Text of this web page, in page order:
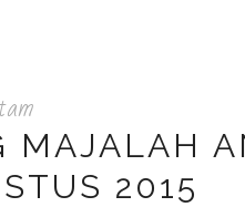
MAJALAH
2015